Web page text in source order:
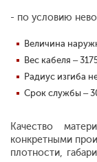
- по условию
Величина
Вес кабеля –
Радиус изгиба
Срок службы –
Качество
конкретными
плотности,